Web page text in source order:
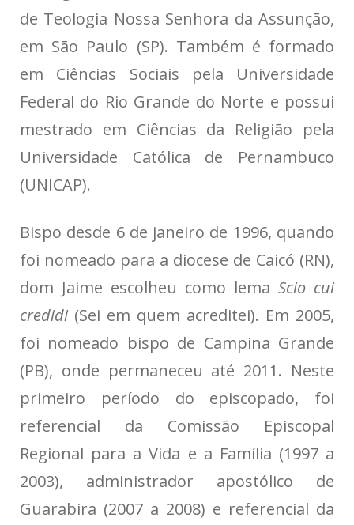
de Teologia Nossa Senhora da Assunção,
em São Paulo (SP). Também é formado
em Ciências Sociais pela Universidade
Federal do Rio Grande do Norte e possui
mestrado em Ciências da Religião pela
Universidade Católica de Pernambuco
(UNICAP).
Bispo desde 6 de janeiro de 1996, quando
foi nomeado para a diocese de Caicó (RN),
dom Jaime escolheu como lema Scio cui
credidi (Sei em quem acreditei). Em 2005,
foi nomeado bispo de Campina Grande
(PB), onde permaneceu até 2011. Neste
primeiro período do episcopado, foi
referencial da Comissão Episcopal
Regional para a Vida e a Família (1997 a
2003), administrador apostólico de
Guarabira (2007 a 2008) e referencial da